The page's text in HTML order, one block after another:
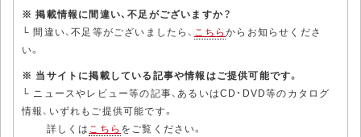
※ 掲載情報に間違い、不足がございますか？
└ 間違い、不足等がございましたら、 こちらからお知らせくださ
い。
※ 当サイトに掲載している記事や情報はご提供可能です。
└ ニュースやレビュー等の記事、あるいはCD・DVD等のカタログ
情報、いずれもご提供可能です。
詳しくはこちら をご覧ください。